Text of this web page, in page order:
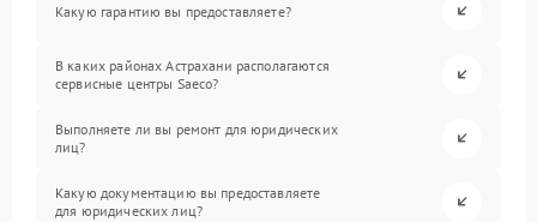
Какую гарантию вы предоставляете?
В каких районах Астрахани располагаются
сервисные центры Saeco?
Выполняете ли вы ремонт для юридических
лиц?
Какую документацию вы предоставляете
для юридических лиц?